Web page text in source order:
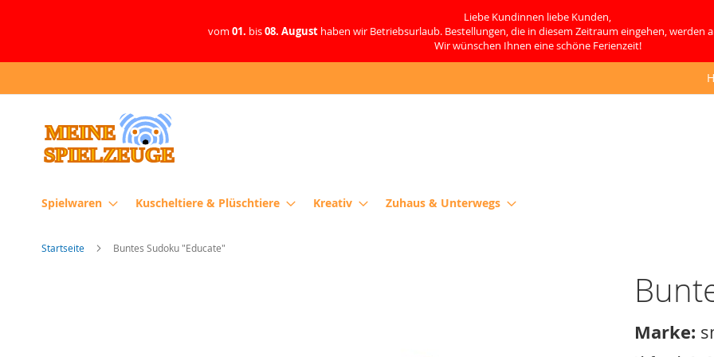
Liebe Kundinnen liebe Kunden,
vom 01. bis08. August haben wir Betriebsurlaub. Bestellungen, die in diesem Zeitraum eingehen, werden
Wir wünschen Ihnen eine schöne Ferienzeit!
zum
Spielwaren Kuscheltiere & Plüschtiere Kreativ Zuhaus & Unterwegs
Startseite Buntes Sudoku "Educate"
Marke: